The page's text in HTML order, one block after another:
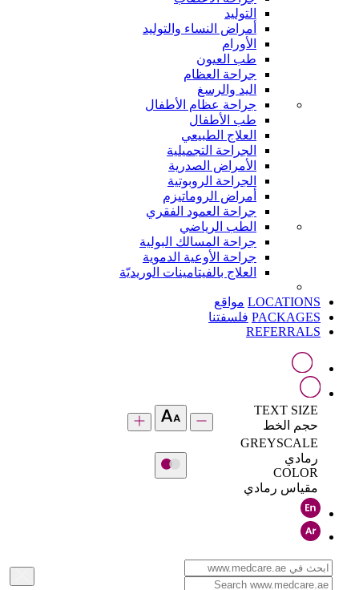
التوليد
أمراض النساء والتوليد
الأورام
طب العيون
جراحة العظام
اليد والرسغ
جراحة عظام الأطفال
طب الأطفال
العلاج الطبيعي
الجراحة التجميلية
الأمراض الصدرية
الجراحة الروبوتية
أمراض الروماتيزم
جراحة العمود الفقري
الطب الرياضي
جراحة المسالك البولية
جراحة الأوعية الدموية
العلاج بالفيتامينات الوريديّة
LOCATIONS مواقع
PACKAGES فلسفتنا
REFERRALS
TEXT SIZE
حجم الخط
GREYSCALE
رمادي
COLOR
مقياس رمادي